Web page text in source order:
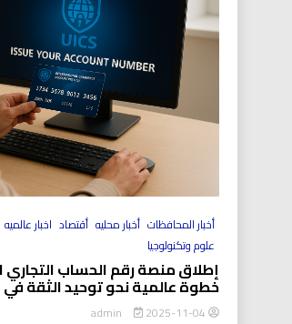
أخبار المحافظات أخبار محليه أقتصاد اخبار عالميه
علوم وتكنولوجيا
خطوة عالمية نحو توحيد الثقة في
2025-11-04